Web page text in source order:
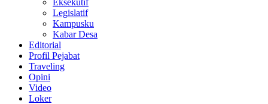
Legislatif
Kampusku
Kabar Desa
Editorial
Profil Pejabat
Traveling
Opini
Video
Loker